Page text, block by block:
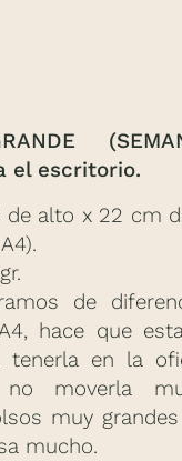
el escritorio.
de alto x 22 cm
de
hace que
tenerla en la
moverla
muy
mucho.